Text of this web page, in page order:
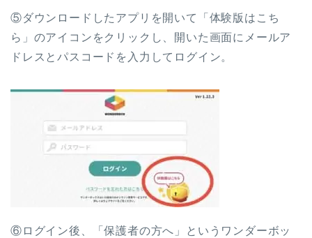
⑤ダウンロードしたアプリを開いて「体験版はこち
ら」のアイコンをクリックし、開いた画面にメールア
ドレスとパスコードを入力してログイン。
⑥ログイン後、「保護者の方へ」というワンダーボッ